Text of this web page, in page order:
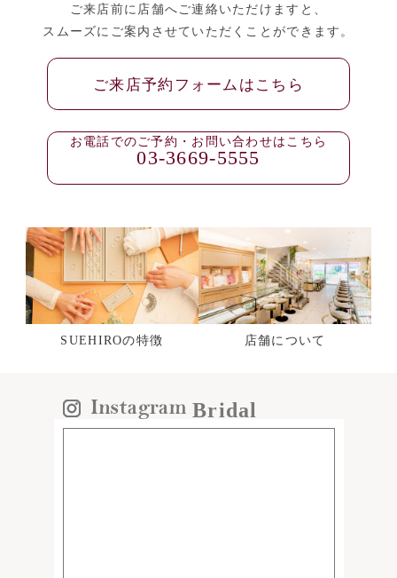
ご来店前に店舗へご連絡いただけますと、
スムーズにご案内させていただくことができます。
ご来店予約フォームはこちら
お電話でのご予約・お問い合わせはこちら
03-3669-5555
SUEHIROの特徴 店舗について
Bridal